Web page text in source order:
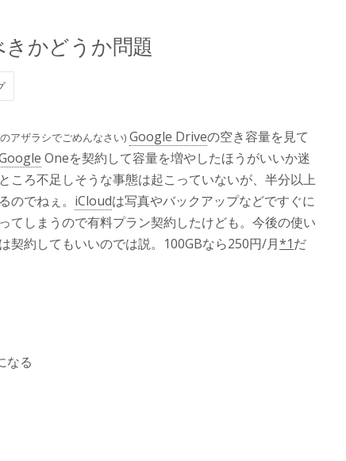
かどうか問題
アザラシでごめんなさい) Google Driveの空き容量を見て
Oneを契約して容量を増やしたほうがいいか迷
ころ不足しそうな事態は起こっていないが、半分以上
のでねぇ。 iCloudは写真やバックアップなどですぐに
てしまうので有料プラン契約したけども。今後の使い
契約してもいいのでは説。100GBなら250円/月*1だ
なる